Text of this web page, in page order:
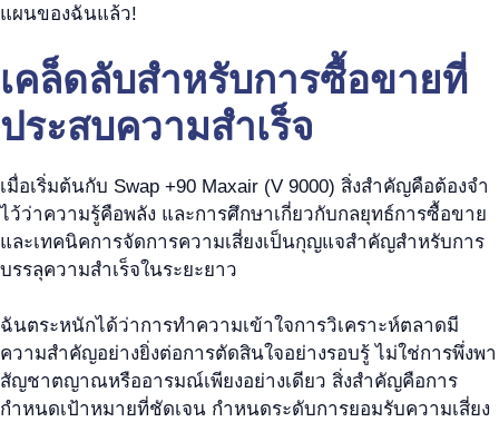
แผนของฉันแล้ว!
เคล็ดลับสำหรับการซื้อขายที่
ประสบความสำเร็จ
เมื่อเริ่มต้นกับ Swap +90 Maxair (V 9000) สิ่งสำคัญคือต้องจำ
ไว้ว่าความรู้คือพลัง และการศึกษาเกี่ยวกับกลยุทธ์การซื้อขาย
และเทคนิคการจัดการความเสี่ยงเป็นกุญแจสำคัญสำหรับการ
บรรลุความสำเร็จในระยะยาว
ฉันตระหนักได้ว่าการทำความเข้าใจการวิเคราะห์ตลาดมี
ความสำคัญอย่างยิ่งต่อการตัดสินใจอย่างรอบรู้ ไม่ใช่การพึ่งพา
สัญชาตญาณหรืออารมณ์เพียงอย่างเดียว สิ่งสำคัญคือการ
กำหนดเป้าหมายที่ชัดเจน กำหนดระดับการยอมรับความเสี่ยง